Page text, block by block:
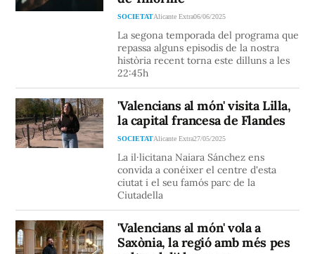
SOCIETATAlicante Extra06/06/2025
La segona temporada del programa que
repassa alguns episodis de la nostra
història recent torna este dilluns a les
22:45h
'Valencians al món' visita Lilla,
la capital francesa de Flandes
SOCIETATAlicante Extra27/05/2025
La il·licitana Naiara Sánchez ens
convida a conéixer el centre d'esta
ciutat i el seu famós parc de la
Ciutadella
'Valencians al món' vola a
Saxònia, la regió amb més pes